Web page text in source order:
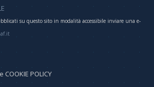
su questo sito in modalità accessibile inviare una e-
COOKIE POLICY